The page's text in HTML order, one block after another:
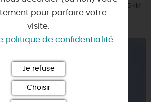
SUR-LOIRE À 7.5 KM
pour parfaire votre
visite.
politique de confidentialité
Je refuse
Choisir